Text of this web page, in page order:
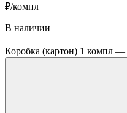
₽/компл
В наличии
Коробка (картон) 1 компл —